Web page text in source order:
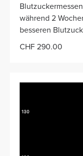
während 2
besseren
CHF 290.00